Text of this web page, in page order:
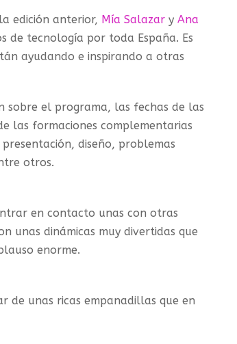
edición anterior, Mía Salazar y Ana
de tecnología por toda España. Es
ayudando e inspirando a otras
sobre el programa, las fechas de las
las formaciones complementarias
diseño, problemas
otros.
en contacto unas con otras
unas dinámicas muy divertidas que
enorme.
de unas ricas empanadillas que en